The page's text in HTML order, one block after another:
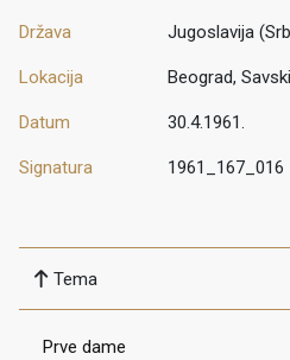
Država Jugoslavija
Lokacija Beograd,
Datum 30.4.1961.
Signatura 1961_167_016
Tema
Prve dame